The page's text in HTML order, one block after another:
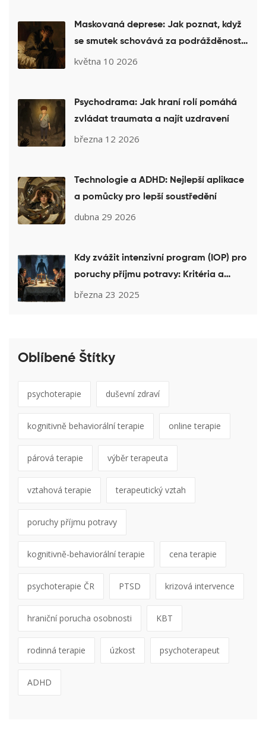
Maskovaná deprese: Jak poznat, když
se smutek schovává za podrážděnost
a únavu
května 10 2026
Psychodrama: Jak hraní rolí pomáhá
zvládat traumata a najít uzdravení
března 12 2026
Technologie a ADHD: Nejlepší aplikace
a pomůcky pro lepší soustředění
dubna 29 2026
Kdy zvážit intenzivní program (IOP) pro
poruchy příjmu potravy: Kritéria a
reálná očekávání
března 23 2025
Oblíbené Štítky
psychoterapie duševní zdraví
kognitivně behaviorální terapie online terapie
párová terapie výběr terapeuta
vztahová terapie terapeutický vztah
poruchy příjmu potravy
kognitivně-behaviorální terapie cena terapie
psychoterapie ČR PTSD krizová intervence
hraniční porucha osobnosti KBT
rodinná terapie úzkost psychoterapeut
ADHD